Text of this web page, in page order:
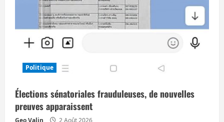
Politique
Élections sénatoriales frauduleuses, de nouvelles
preuves apparaissent
Geo Valin 2 Août 2026